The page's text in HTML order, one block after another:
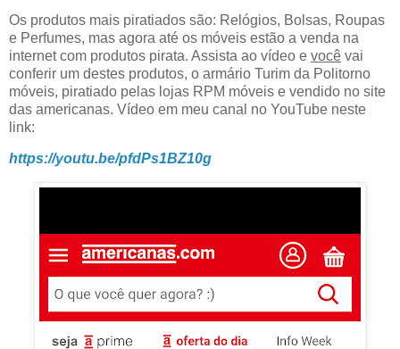
Os produtos mais piratiados são: Relógios, Bolsas, Roupas
e Perfumes, mas agora até os móveis estão a venda na
internet com produtos pirata. Assista ao vídeo e você vai
conferir um destes produtos, o armário Turim da Politorno
móveis, piratiado pelas lojas RPM móveis e vendido no site
das americanas. Vídeo em meu canal no YouTube neste
link:
https://youtu.be/pfdPs1BZ10g